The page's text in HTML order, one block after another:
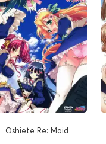
Oshiete Re: Maid